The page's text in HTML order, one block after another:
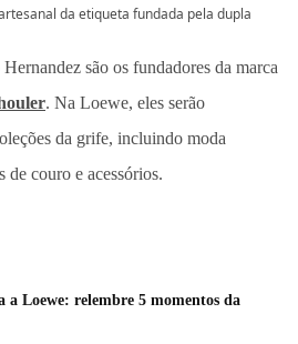
da etiqueta fundada pela dupla
são os fundadores da marca
. Na Loewe, eles serão
da grife, incluindo moda
couro e acessórios.
a Loewe: relembre 5 momentos da